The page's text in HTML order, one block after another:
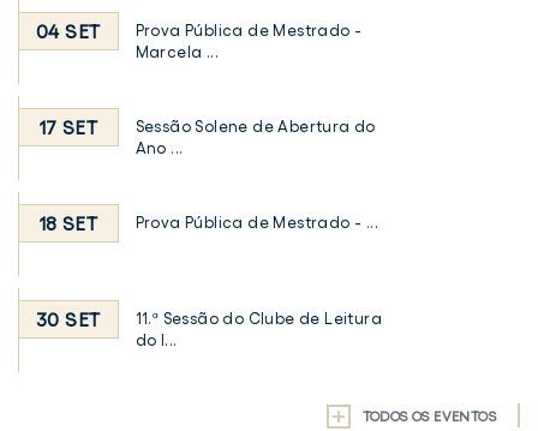
04 SET
Prova Pública de Mestrado -
Marcela ...
17 SET
Sessão Solene de Abertura do
Ano ...
18 SET Prova Pública de Mestrado - ...
30 SET
11.ª Sessão do Clube de Leitura
do I...
TODOS OS EVENTOS